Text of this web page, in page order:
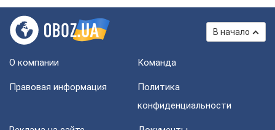
В начало
О компании Команда
Правовая информация
Политика
конфиденциальности